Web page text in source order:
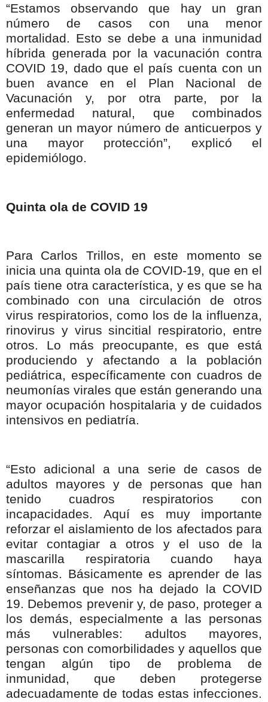
“Estamos observando que hay un gran
número de casos con una menor
mortalidad. Esto se debe a una inmunidad
híbrida generada por la vacunación contra
COVID 19, dado que el país cuenta con un
buen avance en el Plan Nacional de
Vacunación y, por otra parte, por la
enfermedad natural, que combinados
generan un mayor número de anticuerpos y
una mayor protección”, explicó el
epidemiólogo.
Quinta ola de COVID 19
Para Carlos Trillos, en este momento se
inicia una quinta ola de COVID-19, que en el
país tiene otra característica, y es que se ha
combinado con una circulación de otros
virus respiratorios, como los de la influenza,
rinovirus y virus sincitial respiratorio, entre
otros. Lo más preocupante, es que está
produciendo y afectando a la población
pediátrica, específicamente con cuadros de
neumonías virales que están generando una
mayor ocupación hospitalaria y de cuidados
intensivos en pediatría.
“Esto adicional a una serie de casos de
adultos mayores y de personas que han
tenido cuadros respiratorios con
incapacidades. Aquí es muy importante
reforzar el aislamiento de los afectados para
evitar contagiar a otros y el uso de la
mascarilla respiratoria cuando haya
síntomas. Básicamente es aprender de las
enseñanzas que nos ha dejado la COVID
19. Debemos prevenir y, de paso, proteger a
los demás, especialmente a las personas
más vulnerables: adultos mayores,
personas con comorbilidades y aquellos que
tengan algún tipo de problema de
inmunidad, que deben protegerse
adecuadamente de todas estas infecciones.